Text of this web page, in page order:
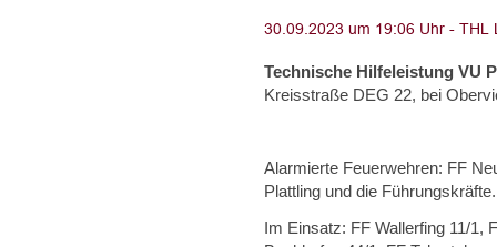
Technische Hilfeleistung VU
Kreisstraße DEG 22, bei
Alarmierte Feuerwehren: FF
Plattling und die Führungskräfte.
Im Einsatz: FF Wallerfing 11/1,